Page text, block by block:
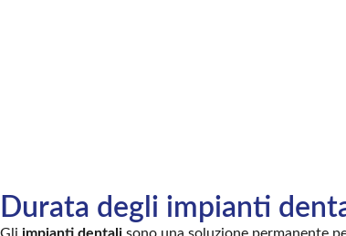
Durata degli impianti
Gli impianti dentali sono una soluzione permanente